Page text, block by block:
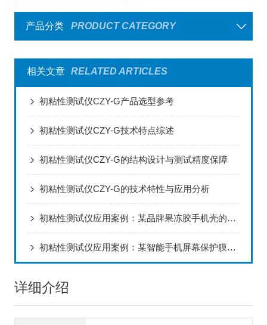
产品分类 PRODUCT CATEGORY
相关文章 RELATED ARTICLES
初粘性测试仪CZY-G产品选型参考
初粘性测试仪CZY-G技术特点综述
初粘性测试仪CZY-G的结构设计与测试精度保障
初粘性测试仪CZY-G的技术特性与应用分析
初粘性测试仪应用案例：某品牌果冻胶手机壳的防摔“吸附力”验证
初粘性测试仪应用案例：某智能手机屏幕保护膜新品研发的品质锚定
详细介绍